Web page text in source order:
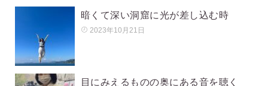
暗くて深い洞窟に光が差し込む時
2023年10月21日
目にみえるものの奥にある音を聴く